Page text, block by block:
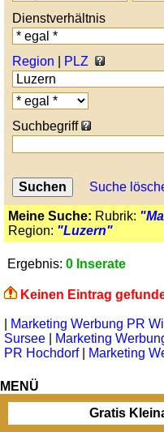
Dienstverhältnis
Region
PLZ
Suchbegriff
Suche
Meine Suche: Rubrik:
Region: "Luzern"
Ergebnis: 0 Inserate
Keinen Eintrag
Marketing Werbung PR
Sursee
Marketing
PR Hochdorf| Marketing
MENÜ
Gratis